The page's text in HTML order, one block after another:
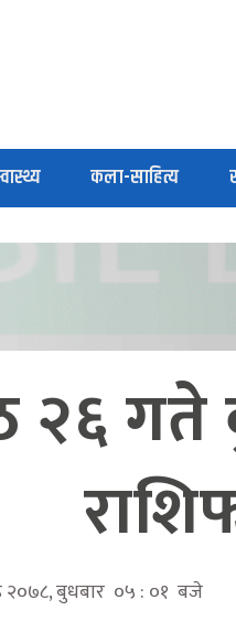
कला-साहित्य
२६
२०७८, बुधबार ०५ : ०१ बजे